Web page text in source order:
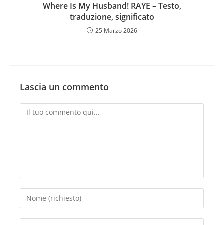
Where Is My Husband! RAYE – Testo,
traduzione, significato
25 Marzo 2026
Lascia un commento